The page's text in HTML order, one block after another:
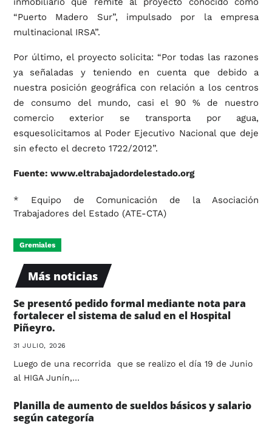
“Puerto Madero Sur”, impulsado por la empresa
multinacional IRSA”.
Por último, el proyecto solicita: “Por todas las razones
ya señaladas y teniendo en cuenta que debido a
nuestra posición geográfica con relación a los centros
de consumo del mundo, casi el 90 % de nuestro
comercio exterior se transporta por agua,
esquesolicitamos al Poder Ejecutivo Nacional que deje
sin efecto el decreto 1722/2012”.
Fuente: www.eltrabajadordelestado.org
* Equipo de Comunicación de la Asociación
Trabajadores del Estado (ATE-CTA)
Gremiales
Más noticias
Se presentó pedido formal mediante nota para
fortalecer el sistema de salud en el Hospital
Piñeyro.
31 JULIO, 2026
Luego de una recorrida que se realizo el día 19 de Junio
al HIGA Junín,…
Planilla de aumento de sueldos básicos y salario
según categoría